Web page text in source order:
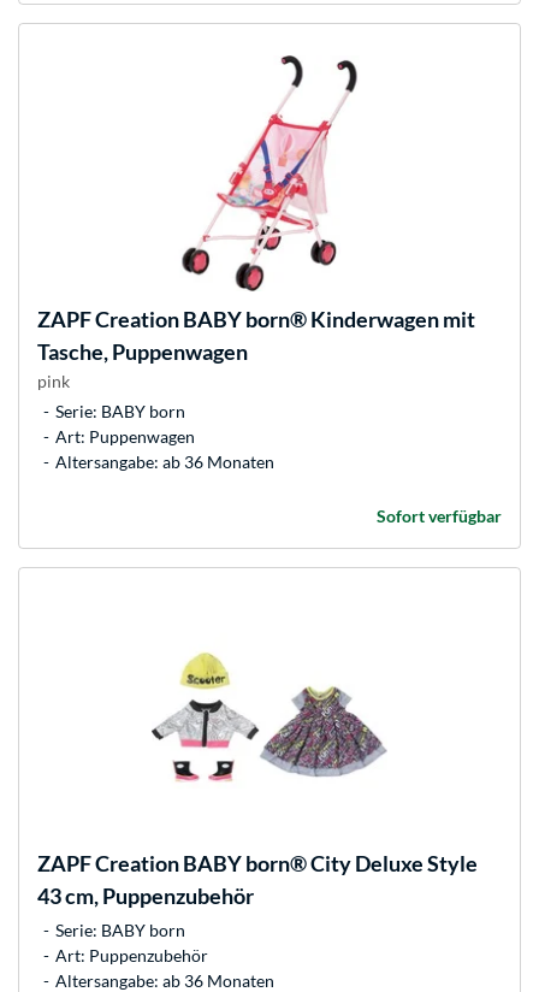
ZAPF CreationBABY born® Kinderwagen mit
Tasche, Puppenwagen
pink
Serie: BABY born
Art: Puppenwagen
Altersangabe: ab 36 Monaten
Sofort verfügbar
ZAPF CreationBABY born® City Deluxe Style
43 cm, Puppenzubehör
Serie: BABY born
Art: Puppenzubehör
Altersangabe: ab 36 Monaten